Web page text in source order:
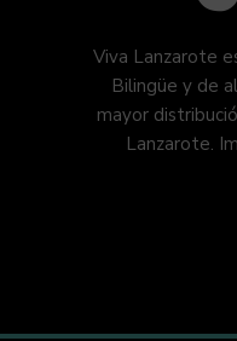
Viva Lanzarote
Bilingüe y de
mayor
Lanzarote.